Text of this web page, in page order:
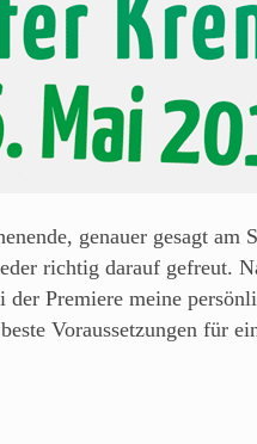
genauer gesagt
richtig darauf gefreut.
Premiere meine
Voraussetzungen für